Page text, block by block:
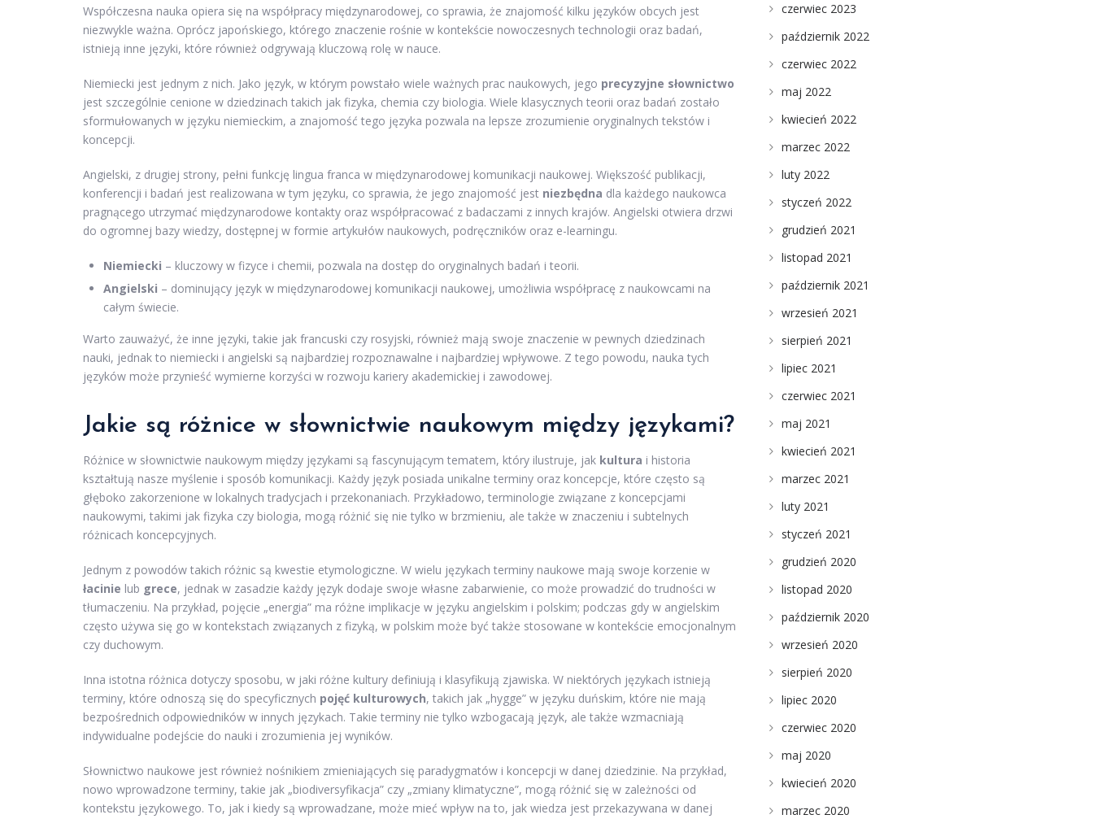
Współczesna nauka opiera się na współpracy międzynarodowej, co sprawia, że znajomość kilku języków obcych jest
niezwykle ważna. Oprócz japońskiego, którego znaczenie rośnie w kontekście nowoczesnych technologii oraz badań,
istnieją inne języki, które również odgrywają kluczową rolę w nauce.
Niemiecki jest jednym z nich. Jako język, w którym powstało wiele ważnych prac naukowych, jego precyzyjne słownictwo
jest szczególnie cenione w dziedzinach takich jak fizyka, chemia czy biologia. Wiele klasycznych teorii oraz badań zostało
sformułowanych w języku niemieckim, a znajomość tego języka pozwala na lepsze zrozumienie oryginalnych tekstów i
koncepcji.
Angielski, z drugiej strony, pełni funkcję lingua franca w międzynarodowej komunikacji naukowej. Większość publikacji,
konferencji i badań jest realizowana w tym języku, co sprawia, że jego znajomość jest niezbędna dla każdego naukowca
pragnącego utrzymać międzynarodowe kontakty oraz współpracować z badaczami z innych krajów. Angielski otwiera drzwi
do ogromnej bazy wiedzy, dostępnej w formie artykułów naukowych, podręczników oraz e-learningu.
Niemiecki – kluczowy w fizyce i chemii, pozwala na dostęp do oryginalnych badań i teorii.
Angielski – dominujący język w międzynarodowej komunikacji naukowej, umożliwia współpracę z naukowcami na
całym świecie.
Warto zauważyć, że inne języki, takie jak francuski czy rosyjski, również mają swoje znaczenie w pewnych dziedzinach
nauki, jednak to niemiecki i angielski są najbardziej rozpoznawalne i najbardziej wpływowe. Z tego powodu, nauka tych
języków może przynieść wymierne korzyści w rozwoju kariery akademickiej i zawodowej.
Jakie są różnice w słownictwie naukowym między językami?
Różnice w słownictwie naukowym między językami są fascynującym tematem, który ilustruje, jak kultura i historia
kształtują nasze myślenie i sposób komunikacji. Każdy język posiada unikalne terminy oraz koncepcje, które często są
głęboko zakorzenione w lokalnych tradycjach i przekonaniach. Przykładowo, terminologie związane z koncepcjami
naukowymi, takimi jak fizyka czy biologia, mogą różnić się nie tylko w brzmieniu, ale także w znaczeniu i subtelnych
różnicach koncepcyjnych.
Jednym z powodów takich różnic są kwestie etymologiczne. W wielu językach terminy naukowe mają swoje korzenie w
łacinie lub grece, jednak w zasadzie każdy język dodaje swoje własne zabarwienie, co może prowadzić do trudności w
tłumaczeniu. Na przykład, pojęcie „energia” ma różne implikacje w języku angielskim i polskim; podczas gdy w angielskim
często używa się go w kontekstach związanych z fizyką, w polskim może być także stosowane w kontekście emocjonalnym
czy duchowym.
Inna istotna różnica dotyczy sposobu, w jaki różne kultury definiują i klasyfikują zjawiska. W niektórych językach istnieją
terminy, które odnoszą się do specyficznych pojęć kulturowych, takich jak „hygge” w języku duńskim, które nie mają
bezpośrednich odpowiedników w innych językach. Takie terminy nie tylko wzbogacają język, ale także wzmacniają
indywidualne podejście do nauki i zrozumienia jej wyników.
Słownictwo naukowe jest również nośnikiem zmieniających się paradygmatów i koncepcji w danej dziedzinie. Na przykład,
nowo wprowadzone terminy, takie jak „biodiversyfikacja” czy „zmiany klimatyczne”, mogą różnić się w zależności od
kontekstu językowego. To, jak i kiedy są wprowadzane, może mieć wpływ na to, jak wiedza jest przekazywana w danej
czerwiec 2023
październik 2022
czerwiec 2022
maj 2022
kwiecień 2022
marzec 2022
luty 2022
styczeń 2022
grudzień 2021
listopad 2021
październik 2021
wrzesień 2021
sierpień 2021
lipiec 2021
czerwiec 2021
maj 2021
kwiecień 2021
marzec 2021
luty 2021
styczeń 2021
grudzień 2020
listopad 2020
październik 2020
wrzesień 2020
sierpień 2020
lipiec 2020
czerwiec 2020
maj 2020
kwiecień 2020
marzec 2020